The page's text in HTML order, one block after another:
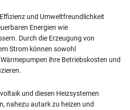
und Umweltfreundlichkeit
Energien wie
Durch die Erzeugung von
Strom können sowohl
ihre Betriebskosten und
und diesen Heizsystemen
nahezu autark zu heizen und